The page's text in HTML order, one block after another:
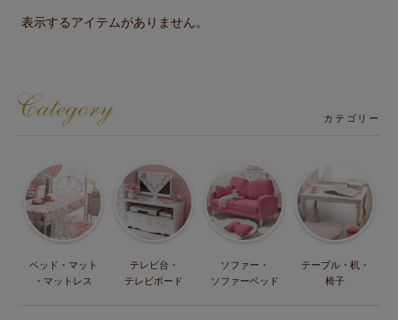
表示するアイテムがありません。
カテゴリー
ベッド・マット
・マットレス
テレビ台・
テレビボード
ソファー・
ソファーベッド
テーブル・机・
椅子